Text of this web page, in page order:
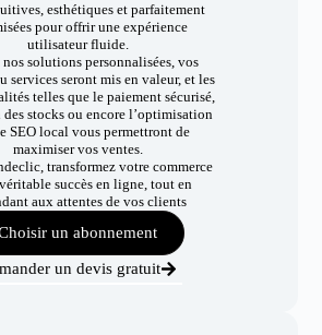
esthétiques et parfaitement
pour offrir une expérience
utilisateur fluide.
nos solutions personnalisées, vos
services seront mis en valeur, et les
telles que le paiement sécurisé,
stocks ou encore l’optimisation
SEO local vous permettront de
maximiser vos ventes.
transformez votre commerce
succès en ligne, tout en
aux attentes de vos clients
un abonnement
un devis gratuit